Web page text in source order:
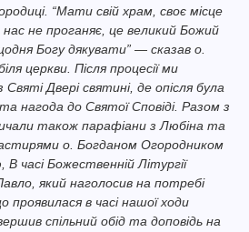
“Мати свій храм, своє місце
не проганяє, це великий Божий
Богу дякувати” — сказав о.
церкви. Після процесії ми
Двері святині, де опісля була
нагода до Святої Сповіді. Разом з
також парафіани з Любіна та
о. Богданом Огородником
часі Божественній Літургії
який наголосив на потребі
проявилася в часі нашої ходи
спільний обід та доповідь на